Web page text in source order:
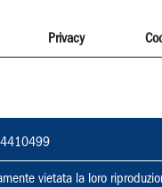
Privacy
vietata la loro